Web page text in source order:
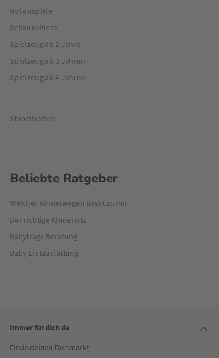
Rollenspiele
Schaukeltiere
Spielzeug ab 2 Jahre
Spielzeug ab 3 Jahren
Spielzeug ab 4 Jahren
Stapelbecher
Beliebte Ratgeber
Welcher Kinderwagen passt zu mir
Der richtige Kindersitz
Babytrage Beratung
Baby Erstaustattung
Immer für dich da
Finde deinen Fachmarkt